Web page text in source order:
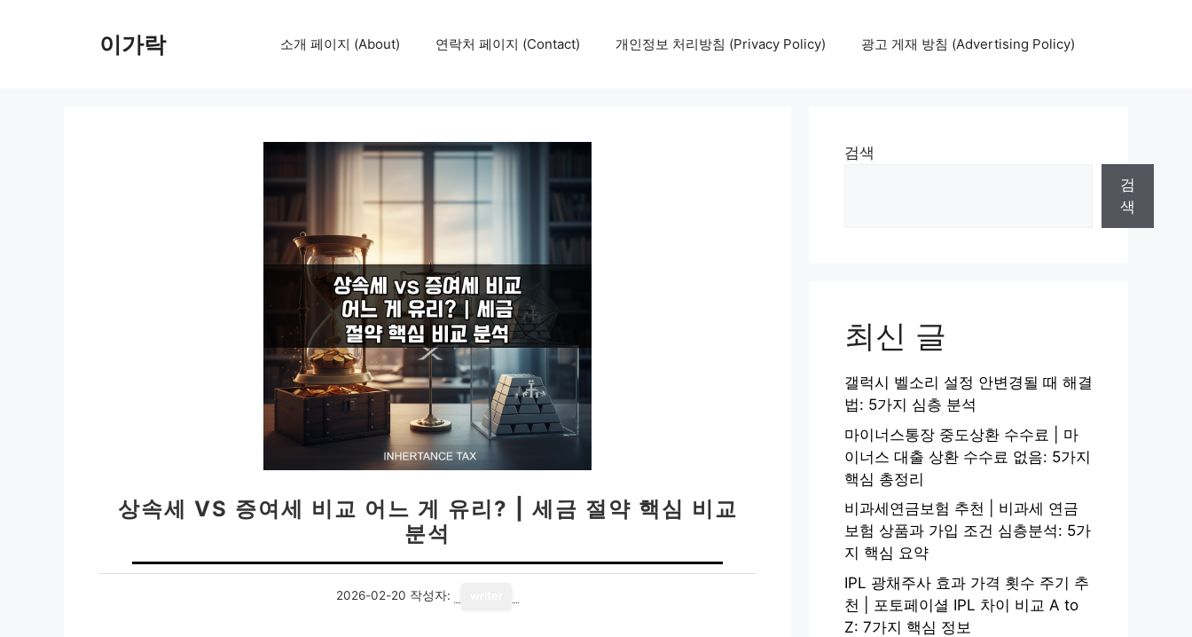
이가락 소개 페이지 (About) 연락처 페이지 (Contact) 개인정보 처리방침 (Privacy Policy) 광고 게재 방침 (Advertising Policy)
상속세 VS 증여세 비교 어느 게 유리? | 세금 절약 핵심 비교
분석
2026-02-20 작성자:
검색
검
색
최신 글
갤럭시 벨소리 설정 안변경될 때 해결
법: 5가지 심층 분석
마이너스통장 중도상환 수수료 | 마
이너스 대출 상환 수수료 없음: 5가지
핵심 총정리
비과세연금보험 추천 | 비과세 연금
보험 상품과 가입 조건 심층분석: 5가
지 핵심 요약
IPL 광채주사 효과 가격 횟수 주기 추
천 | 포토페이셜 IPL 차이 비교 A to
Z: 7가지 핵심 정보